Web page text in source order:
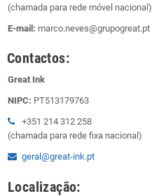
(chamada para rede móvel nacional)
E-mail: marco.neves@grupogreat.pt
Contactos:
Great Ink
NIPC: PT513179763
+351 214 312 258
(chamada para rede fixa nacional)
geral@great-ink.pt
Localização: